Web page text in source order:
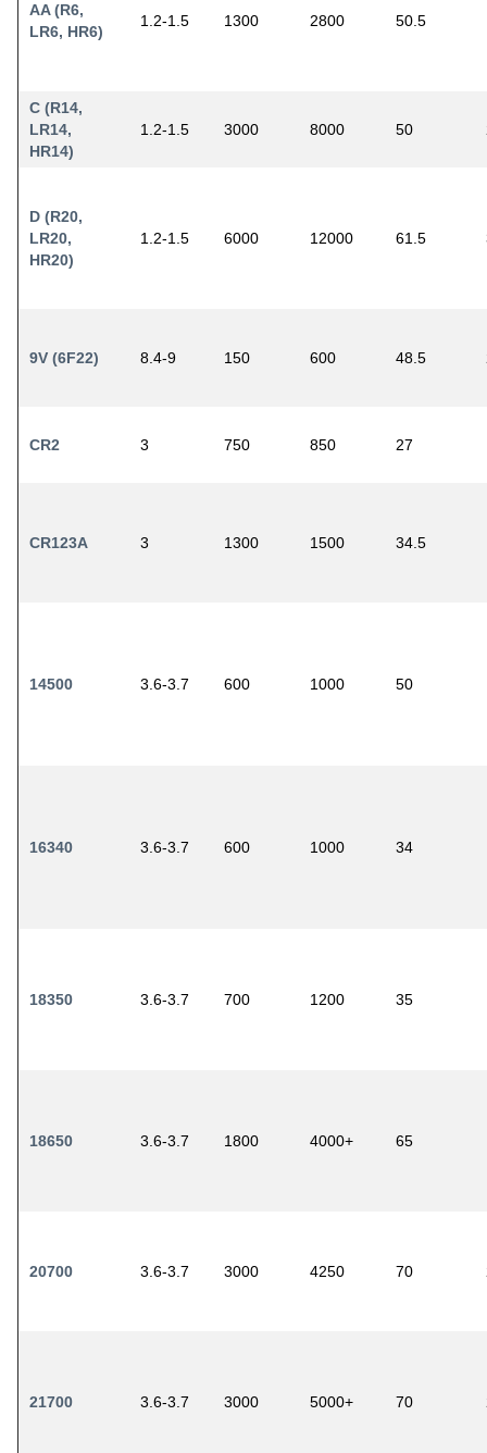
AA (R6,
LR6, HR6)
1.2-1.5 1300 2800 50.5
C (R14,
LR14,
HR14)
1.2-1.5 3000 8000 50
D (R20,
LR20,
HR20)
1.2-1.5 6000 12000 61.5
9V (6F22) 8.4-9 150 600 48.5
CR2 3 750 850 27
CR123A 3 1300 1500 34.5
14500 3.6-3.7 600 1000 50
16340 3.6-3.7 600 1000 34
18350 3.6-3.7 700 1200 35
18650 3.6-3.7 1800 4000+ 65
20700 3.6-3.7 3000 4250 70
21700 3.6-3.7 3000 5000+ 70